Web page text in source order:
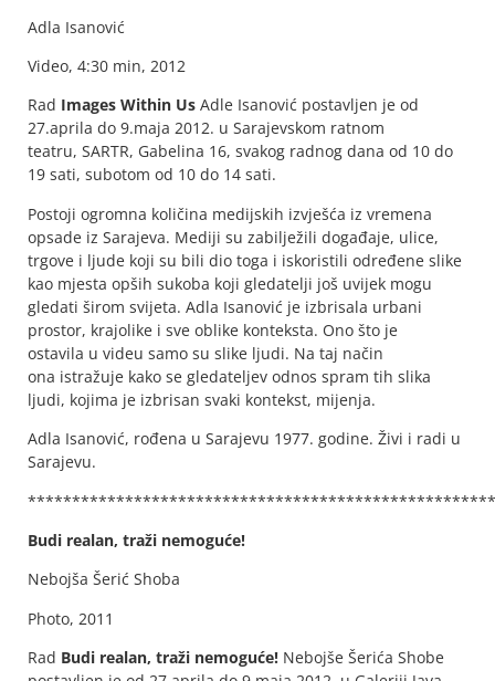
Adla Isanović
Video, 4:30 min, 2012
Rad Images Within Us Adle Isanović postavljen je od
27.aprila do 9.maja 2012. u Sarajevskom ratnom
teatru, SARTR, Gabelina 16, svakog radnog dana od 10 do
19 sati, subotom od 10 do 14 sati.
Postoji ogromna količina medijskih izvješća iz vremena
opsade iz Sarajeva. Mediji su zabilježili događaje, ulice,
trgove i ljude koji su bili dio toga i iskoristili određene slike
kao mjesta opših sukoba koji gledatelji još uvijek mogu
gledati širom svijeta. Adla Isanović je izbrisala urbani
prostor, krajolike i sve oblike konteksta. Ono što je
ostavila u videu samo su slike ljudi. Na taj način
ona istražuje kako se gledateljev odnos spram tih slika
ljudi, kojima je izbrisan svaki kontekst, mijenja.
Adla Isanović, rođena u Sarajevu 1977. godine. Živi i radi u
Sarajevu.
Budi realan, traži nemoguće!
Nebojša Šerić Shoba
Photo, 2011
Rad Budi realan, traži nemoguće! Nebojše Šerića Shobe